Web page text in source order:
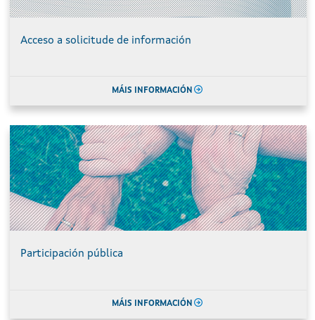
Acceso a solicitude de información
MÁIS INFORMACIÓN
Participación pública
MÁIS INFORMACIÓN